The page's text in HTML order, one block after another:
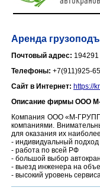
Аренда
Почтовый адрес: 194291
Телефоны: +7(911)925-
Сайт в Интернет: https://
Описание фирмы ООО
Компания ООО «М-ГРУПП»
компаниями.
для оказания их
- индивидуальный подход
- работа по всей РФ
- большой выбор
- выезд инженера на
- высокий уровень